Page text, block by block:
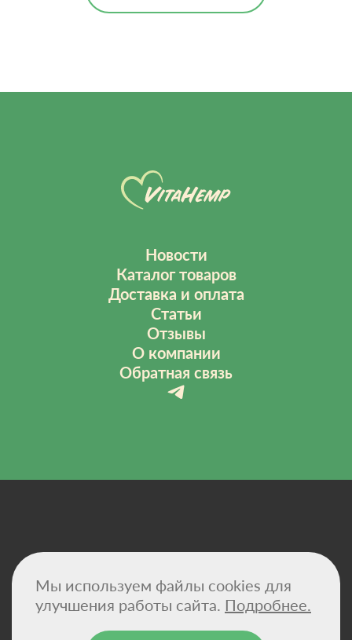
Новости
Каталог товаров
Доставка и оплата
Статьи
Отзывы
О компании
Обратная связь
Договор-оферта
Сертификаты
Реквизиты компании
Мы используем файлы cookies для
улучшения работы сайта. Подробнее.